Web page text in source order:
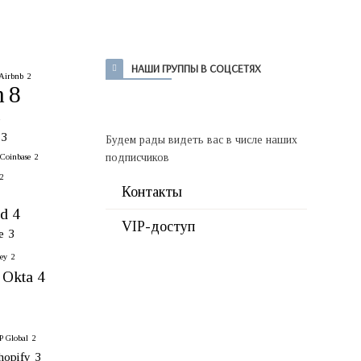
2
8
3
Coinbase 2
2
4
3
2
Okta 4
Global 2
3
НАШИ ГРУППЫ В СОЦСЕТЯХ
Будем рады видеть вас в числе наших
подписчиков
Контакты
VIP-доступ